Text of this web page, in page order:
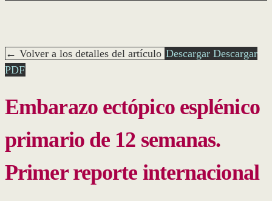
← Volver a los detalles del artículo Descargar Descargar
PDF
Embarazo ectópico esplénico
primario de 12 semanas.
Primer reporte internacional